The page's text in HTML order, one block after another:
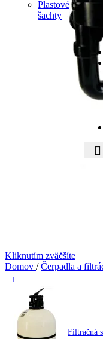
Plastové
šachty
Kliknutím zväčšíte
Domov / Čerpadla a
Filtračná